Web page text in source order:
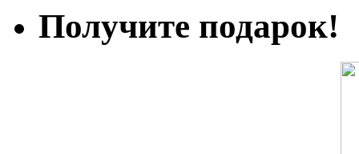
Получите подарок!